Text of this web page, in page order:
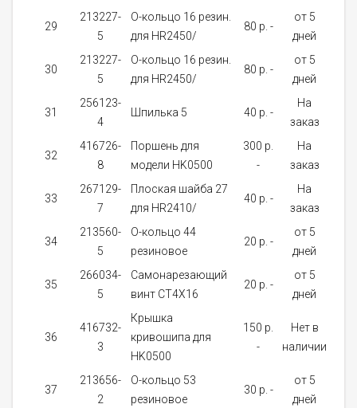
29
213227-
5
О-кольцо 16 резин.
для HR2450/
80 p. -
от 5
дней
30
213227-
5
О-кольцо 16 резин.
для HR2450/
80 p. -
от 5
дней
31
256123-
4
Шпилька 5 40 p. -
На
заказ
32
416726-
8
Поршень для
модели HK0500
300 p.
-
На
заказ
33
267129-
7
Плоская шайба 27
для HR2410/
40 p. -
На
заказ
34
213560-
5
О-кольцо 44
резиновое
20 p. -
от 5
дней
35
266034-
5
Самонарезающий
винт CT4X16
20 p. -
от 5
дней
36
416732-
3
Крышка
кривошипа для
HK0500
150 p.
-
Нет в
наличии
37
213656-
2
О-кольцо 53
резиновое
30 p. -
от 5
дней